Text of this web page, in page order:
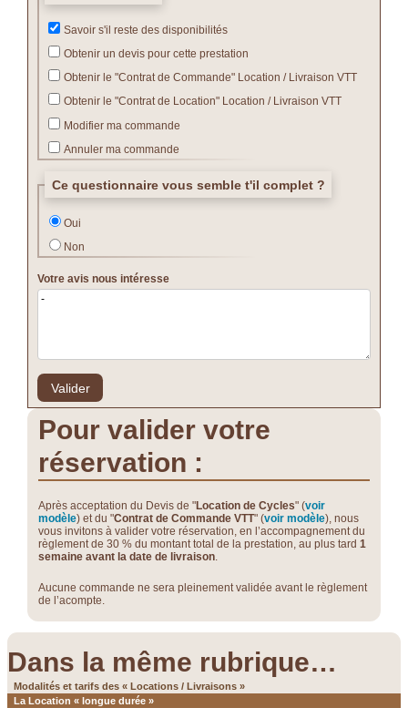
Savoir s'il reste des disponibilités
Obtenir un devis pour cette prestation
Obtenir le "Contrat de Commande" Location / Livraison VTT
Obtenir le "Contrat de Location" Location / Livraison VTT
Modifier ma commande
Annuler ma commande
Ce questionnaire vous semble t'il complet ?
Oui
Non
Votre avis nous intéresse
Valider
Pour valider votre
réservation :
Après acceptation du Devis de "Location de Cycles" (voir
modèle) et du "Contrat de Commande VTT" (voir modèle), nous
vous invitons à valider votre réservation, en l’accompagnement du
règlement de 30 % du montant total de la prestation, au plus tard1
semaine avant la date de livraison.
Aucune commande ne sera pleinement validée avant le règlement
de l’acompte.
Dans la même rubrique…
Modalités et tarifs des « Locations / Livraisons »
La Location « longue durée »